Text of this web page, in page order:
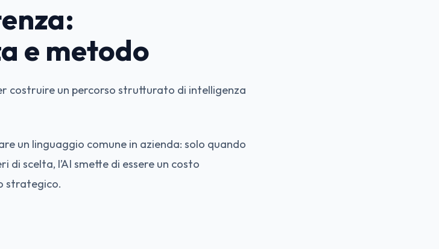
e metodo
costruire un percorso strutturato di intelligenza
un linguaggio comune in azienda: solo quando
scelta, l’AI smette di essere un costo
strategico.